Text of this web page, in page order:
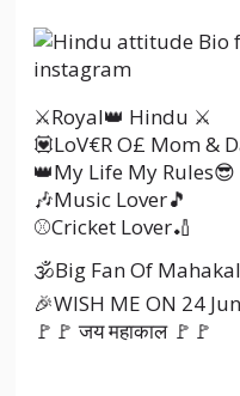
⚔️Royal👑 Hindu ⚔️
💟LoV€R O£ Mom &
👑My Life My Rules😎
🎶Music Lover🎵
⚾Cricket Lover🏏
🕉️Big Fan Of
🎉WISH ME ON 24
🚩🚩 जय महाकाल 🚩🚩